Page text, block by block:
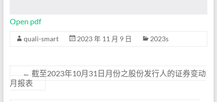
Open pdf
quali-smart 2023 年 11 月 9 日 2023s
← 截至2023年10月31日月份之股份发行人的证券变动
月报表